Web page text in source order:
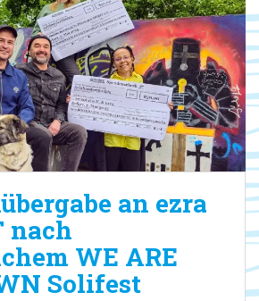
an ezra
nach
WE ARE
Solifest